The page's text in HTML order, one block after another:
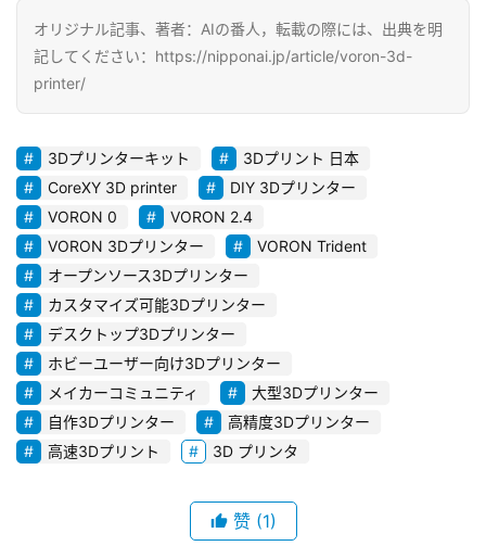
オリジナル記事、著者：AIの番人，転載の際には、出典を明
記してください：https://nipponai.jp/article/voron-3d-
printer/
3Dプリンターキット
3Dプリント 日本
CoreXY 3D printer
DIY 3Dプリンター
VORON 0
VORON 2.4
VORON 3Dプリンター
VORON Trident
オープンソース3Dプリンター
カスタマイズ可能3Dプリンター
デスクトップ3Dプリンター
ホビーユーザー向け3Dプリンター
メイカーコミュニティ
大型3Dプリンター
自作3Dプリンター
高精度3Dプリンター
高速3Dプリント
3D プリンタ
赞 (1)